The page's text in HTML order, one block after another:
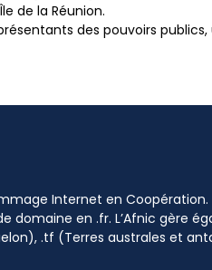
de la Réunion.
des pouvoirs
Internet en
domaine en .fr. L’Afnic gère
.tf (Terres australes et